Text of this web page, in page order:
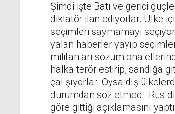
Şimdi işte Batı ve gerici
diktatör ilan ediyorlar. Ülke
seçimleri saymamayı
yalan haberler yayıp
militanları sözüm ona
halka terör estirip, sandığa
çalışıyorlar. Oysa dış
durumdan söz etmedi. Rus
göre gittiği açıklamasını